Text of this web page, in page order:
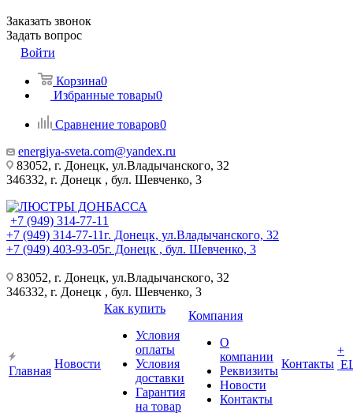
Заказать звонок
Задать вопрос
Войти
Корзина0
Избранные товары0
Сравнение товаров0
energiya-sveta.com@yandex.ru
83052, г. Донецк, ул.Владычанского, 32
346332, г. Донецк , бул. Шевченко, 3
+7 (949) 314-77-11
+7 (949) 314-77-11г. Донецк, ул.Владычанского, 32
+7 (949) 403-93-05г. Донецк , бул. Шевченко, 3
83052, г. Донецк, ул.Владычанского, 32
346332, г. Донецк , бул. Шевченко, 3
Главная
Новости
Как купить
Условия
оплаты
Условия
доставки
Гарантия
на товар
Компания
О
компании
Реквизиты
Новости
Контакты
Контакты
+